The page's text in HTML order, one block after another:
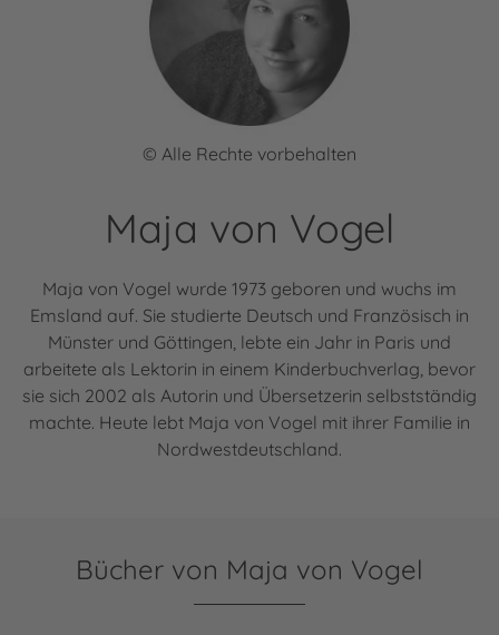
© Alle Rechte vorbehalten
Maja von Vogel
Maja von Vogel wurde 1973 geboren und wuchs im
Emsland auf. Sie studierte Deutsch und Französisch in
Münster und Göttingen, lebte ein Jahr in Paris und
arbeitete als Lektorin in einem Kinderbuchverlag, bevor
sie sich 2002 als Autorin und Übersetzerin selbstständig
machte. Heute lebt Maja von Vogel mit ihrer Familie in
Nordwestdeutschland.
Bücher von Maja von Vogel